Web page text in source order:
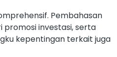
Pembahasan
investasi, serta
kepentingan terkait juga